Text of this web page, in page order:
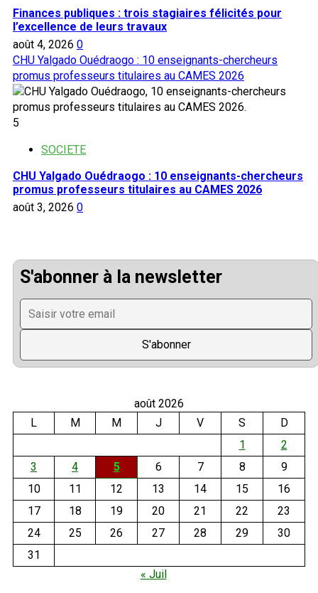
Finances publiques : trois stagiaires félicités pour
l’excellence de leurs travaux
août 4, 2026 0
CHU Yalgado Ouédraogo : 10 enseignants-chercheurs
promus professeurs titulaires au CAMES 2026
5
SOCIETE
CHU Yalgado Ouédraogo : 10 enseignants-chercheurs
promus professeurs titulaires au CAMES 2026
août 3, 2026 0
S'abonner à la newsletter
août 2026
L
M M J V S
D
1
2
3
4 5 6 7 8
9
10
11 12 13 14 15
16
17
18 19 20 21 22
23
24
25 26 27 28 29
30
31
« Juil